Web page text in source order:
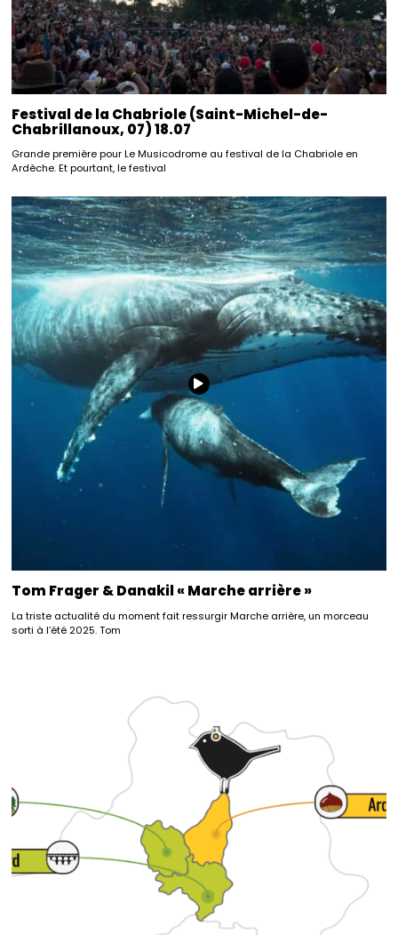
Festival de la Chabriole (Saint-Michel-de-
Chabrillanoux, 07) 18.07
Grande première pour Le Musicodrome au festival de la Chabriole en
Ardèche. Et pourtant, le festival
Tom Frager & Danakil « Marche arrière »
La triste actualité du moment fait ressurgir Marche arrière, un morceau
sorti à l’été 2025. Tom